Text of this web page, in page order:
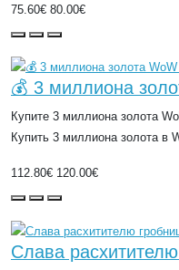
75.60€ 80.00€
💰 3 миллиона
Купите 3 миллиона золота
Купить 3 миллиона золота в
112.80€ 120.00€
Слава